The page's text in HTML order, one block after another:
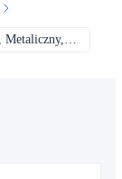
CMYK, Pantone, Metaliczny, Kolor spotowy itd.